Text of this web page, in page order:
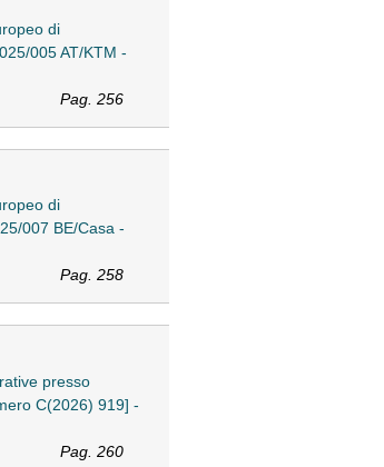
di
005 AT/KTM -
Pag. 256
di
007 BE/Casa -
Pag. 258
presso
C(2026) 919] -
Pag. 260